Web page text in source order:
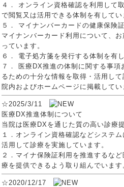
４． オンライン資格確認を利用して
で閲覧又は活用できる体制を有してい
５． マイナンバーカードの健康保険
マイナンバーカード利用について、
っています。
６． 電子処方箋を発行する体制を有
７． 医療DX推進の体制に関する事項
るための十分な情報を取得・活用して
院内およびホームページに掲載してい
☆2025/3/11
医療DX推進体制について
当院は医療DXを通じた質の高い診療
１．オンライン資格確認などシステ
活用して診療を実施しています。
２．マイナ保険証利用を推進するな
療を提供できるよう取り組んでいます
☆2020/12/17